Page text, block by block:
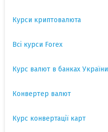
Курси криптовалюта
Всі курси Forex
Курс валют в банках України
Конвертер валют
Курс конвертації карт